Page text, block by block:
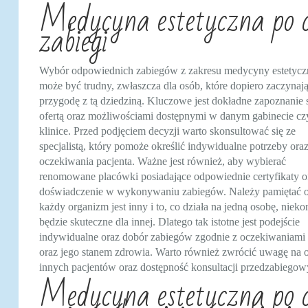
Medycyna estetyczna
zabiegi
Wybór odpowiednich zabiegów z zakresu medycyny
może być trudny, zwłaszcza dla osób, które dopiero
przygodę z tą dziedziną. Kluczowe jest dokładne zapoznanie
ofertą oraz możliwościami dostępnymi w danym gabinecie
klinice. Przed podjęciem decyzji warto skonsultować się ze
specjalistą, który pomoże określić indywidualne potrzeby oraz
oczekiwania pacjenta. Ważne jest również, aby wybierać
renomowane placówki posiadające odpowiednie certyfikaty
doświadczenie w wykonywaniu zabiegów. Należy pamiętać
każdy organizm jest inny i to, co działa na jedną osobę,
będzie skuteczne dla innej. Dlatego tak istotne jest podejście
indywidualne oraz dobór zabiegów zgodnie z oczekiwaniami
oraz jego stanem zdrowia. Warto również zwrócić uwagę na
innych pacjentów oraz dostępność konsultacji
Medycyna estetyczna po